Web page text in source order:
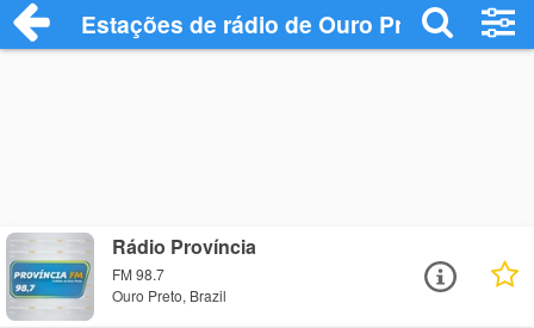
Estações de rádio de Ouro Preto - Ouça
Rádio Província
FM 98.7
Ouro Preto, Brazil